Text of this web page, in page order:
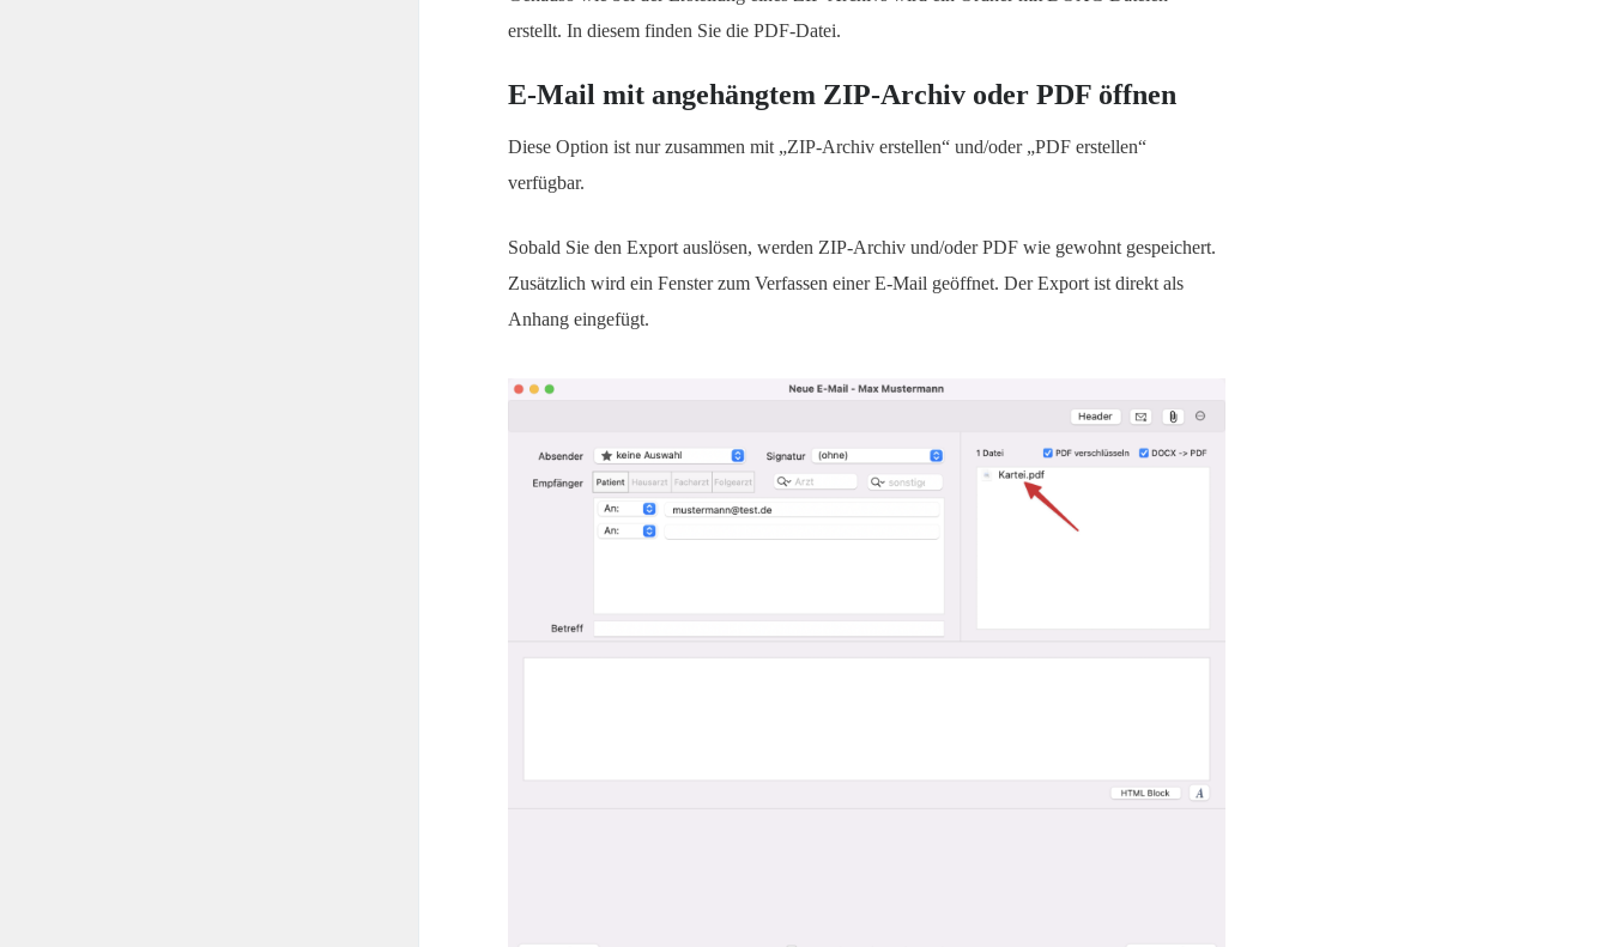
erstellt. In diesem finden Sie die PDF-Datei.
E-Mail mit angehängtem ZIP-Archiv oder PDF öffnen
Diese Option ist nur zusammen mit „ZIP-Archiv erstellen“ und/oder „PDF erstellen“
verfügbar.
Sobald Sie den Export auslösen, werden ZIP-Archiv und/oder PDF wie gewohnt gespeichert.
Zusätzlich wird ein Fenster zum Verfassen einer E-Mail geöffnet. Der Export ist direkt als
Anhang eingefügt.